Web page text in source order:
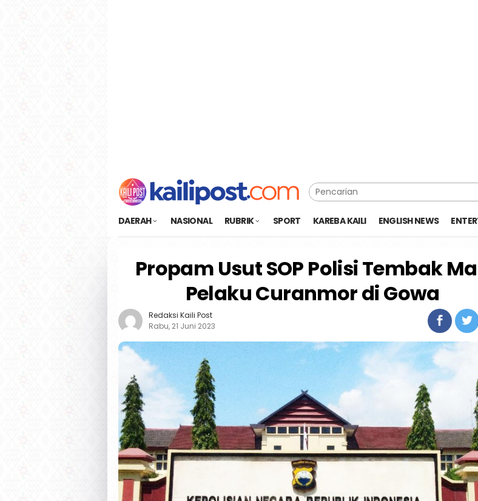
DAERAH NASIONAL RUBRIK SPORT KAREBA KAILI ENGLISH NEWS
Propam Usut SOP Polisi Tembak
Pelaku Curanmor di Gowa
Redaksi Kaili Post
Rabu, 21 Juni 2023